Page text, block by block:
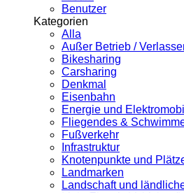
Benutzer
Kategorien
Alla
Außer Betrieb /
Bikesharing
Carsharing
Denkmal
Eisenbahn
Energie und
Fliegendes &
Fußverkehr
Infrastruktur
Knotenpunkte und
Landmarken
Landschaft und